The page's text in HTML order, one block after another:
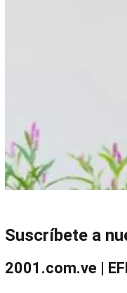
Suscríbete a
2001.com.ve |